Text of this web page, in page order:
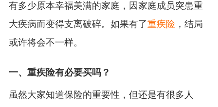
有多少原本幸福美满的家庭，因家庭成员突患重
大疾病而变得支离破碎。如果有了重疾险 ，结局
或许将会不一样。
一、重疾险有必要买吗？
虽然大家知道保险的重要性，但还是有很多人